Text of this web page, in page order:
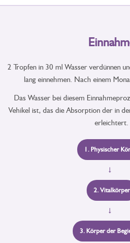
2 Tropfen in 30 ml Wasser verdünnen
lang einnehmen. Nach einem
Das Wasser bei diesem
Vehikel ist, das die Absorption der in
erleichtert.
1. Physischer
→
2. Vitalkörper
→
3. Körper der